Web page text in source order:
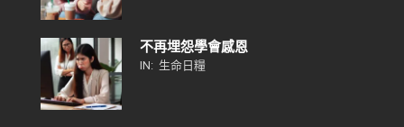
不再埋怨學會感恩
IN: 生命日糧